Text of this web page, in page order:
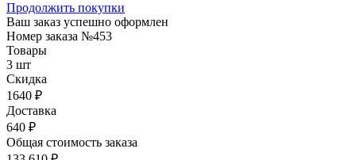
Продолжить покупки
Ваш заказ успешно оформлен
Номер заказа №453
Товары
3 шт
Скидка
1640 ₽
Доставка
640 ₽
Общая стоимость заказа